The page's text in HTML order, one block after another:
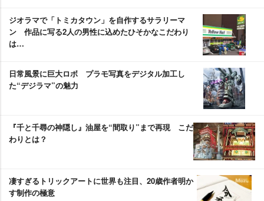
ジオラマで「トミカタウン」を自作するサラリーマ
ン 作品に写る2人の男性に込めたひそかなこだわり
は…
日常風景に巨大ロボ プラモ写真をデジタル加工し
た“デジラマ”の魅力
『千と千尋の神隠し』油屋を“間取り”まで再現 こだ
わりとは？
凄すぎるトリックアートに世界も注目、20歳作者明か
す制作の極意